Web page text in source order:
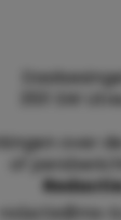
3511 SW
over
of
redactie@me-